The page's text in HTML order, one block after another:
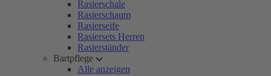
Rasierschale
Rasierschaum
Rasierseife
Rasiersets Herren
Rasierständer
Bartpflege
Alle anzeigen